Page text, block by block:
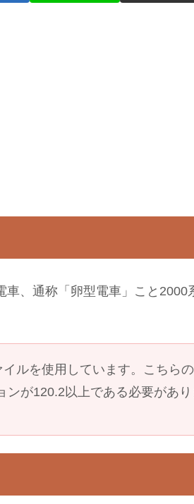
、通称「卵型電車」こと2000
ルを使用しています。こちら
が120.2以上である必要があり